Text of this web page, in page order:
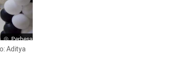
Perbesar
Aditya